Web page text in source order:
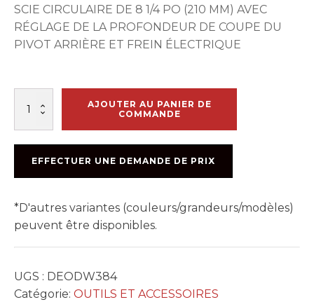
SCIE CIRCULAIRE DE 8 1/4 PO (210 MM) AVEC
RÉGLAGE DE LA PROFONDEUR DE COUPE DU
PIVOT ARRIÈRE ET FREIN ÉLECTRIQUE
AJOUTER AU PANIER DE
COMMANDE
EFFECTUER UNE DEMANDE DE PRIX
*D'autres variantes (couleurs/grandeurs/modèles)
peuvent être disponibles.
UGS : DEODW384
Catégorie: OUTILS ET ACCESSOIRES